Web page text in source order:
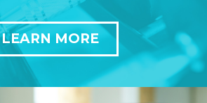
LEARN MORE